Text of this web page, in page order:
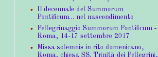
Il decennale del Summorum
Pontificum… nel nascondimento
Pellegrinaggio Summorum Pontificum -
Roma, 14-17 settembre 2017
Missa solemnis in rito domenicano,
Roma, chiesa SS. Trinità dei Pellegrini,